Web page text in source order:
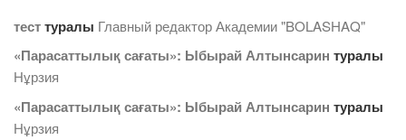
тесттуралы Главный редактор Академии "BOLASHAQ"
«Парасаттылық сағаты»: Ыбырай Алтынсарин туралы
Нұрзия
«Парасаттылық сағаты»: Ыбырай Алтынсарин туралы
Нұрзия